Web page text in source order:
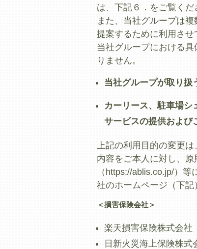
は、下記６．をご覧く
また、当社グループは
提案するために利用させ
当社グループにおける
りません。
当社グループが取り扱
カーリース、駐車場シ
サービスの提供および
上記の利用目的の変更
内容をご本人に対し、
（https://ablis.co.jp/）
社のホームページ（下記
＜損害保険会社＞
楽天損害保険株式会社
日新火災海上保険株